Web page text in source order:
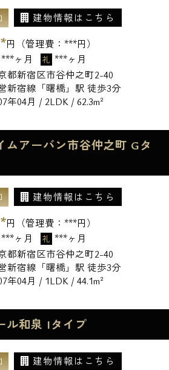
建物情報はこちら
円（管理費： ***円）
***ヶ月 礼 ***ヶ月
都新宿区市谷仲之町2-40
新宿線「曙橋」駅 徒歩3分
年04月 / 2LDK / 62.3m²
ムアーバン市谷仲之町 Gタ
建物情報はこちら
円（管理費： ***円）
***ヶ月 礼 ***ヶ月
都新宿区市谷仲之町2-40
新宿線「曙橋」駅 徒歩3分
年04月 / 1LDK / 44.1m²
ル和泉 Iタイプ
建物情報はこちら